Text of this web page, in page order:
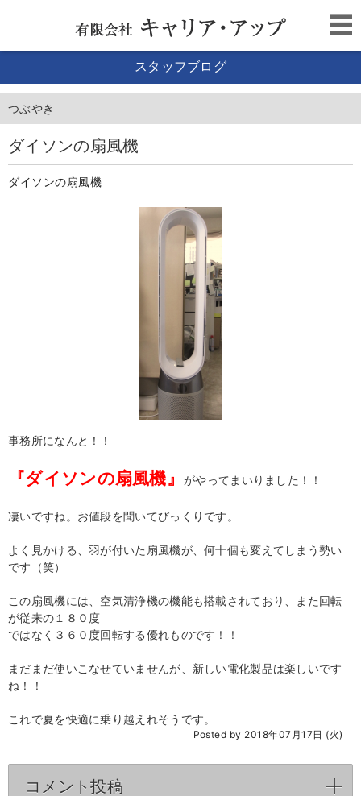
スタッフブログ
つぶやき
ダイソンの扇風機
ダイソンの扇風機
事務所になんと！！
『ダイソンの扇風機』がやってまいりました！！
凄いですね。お値段を聞いてびっくりです。
よく見かける、羽が付いた扇風機が、何十個も変えてしまう勢い
です（笑）
この扇風機には、空気清浄機の機能も搭載されており、また回転
が従来の１８０度
ではなく３６０度回転する優れものです！！
まだまだ使いこなせていませんが、新しい電化製品は楽しいです
ね！！
これで夏を快適に乗り越えれそうです。
Posted by 2018年07月17日 (火)
コメント投稿